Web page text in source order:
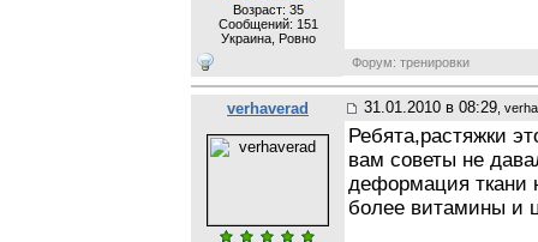
Возраст: 35
Сообщений: 151
Украина, Ровно
Форум: тренировки
verhaverad 31.01.2010 в 08:29 ,
Ребята,растяжки
вам советы не
деформация ткани
более витамины и